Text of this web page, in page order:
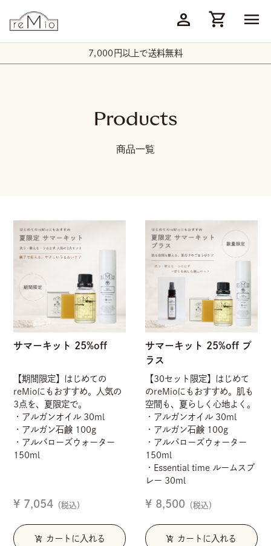
person shopping_cart menu
7,000円以上で送料無料
Products
商品一覧
サマーキット 25%off
【期間限定】はじめての
reMioにもおすすめ。人気の
3点を、夏限定で。
・アルガンオイル 30ml
・アルガン石鹸 100g
・アルバローズウォーター
150ml
¥ 7,054 （税込）
add_shopping_cart カートに入れる
サマーキット 25%off プ
ラス
【30セット限定】はじめて
のreMioにもおすすめ。肌も
空間も、夏らしく心地よく。
・アルガンオイル 30ml
・アルガン石鹸 100g
・アルバローズウォーター
150ml
・Essential time ルームスプ
レー 30ml
¥ 8,500 （税込）
add_shopping_cart カートに入れる